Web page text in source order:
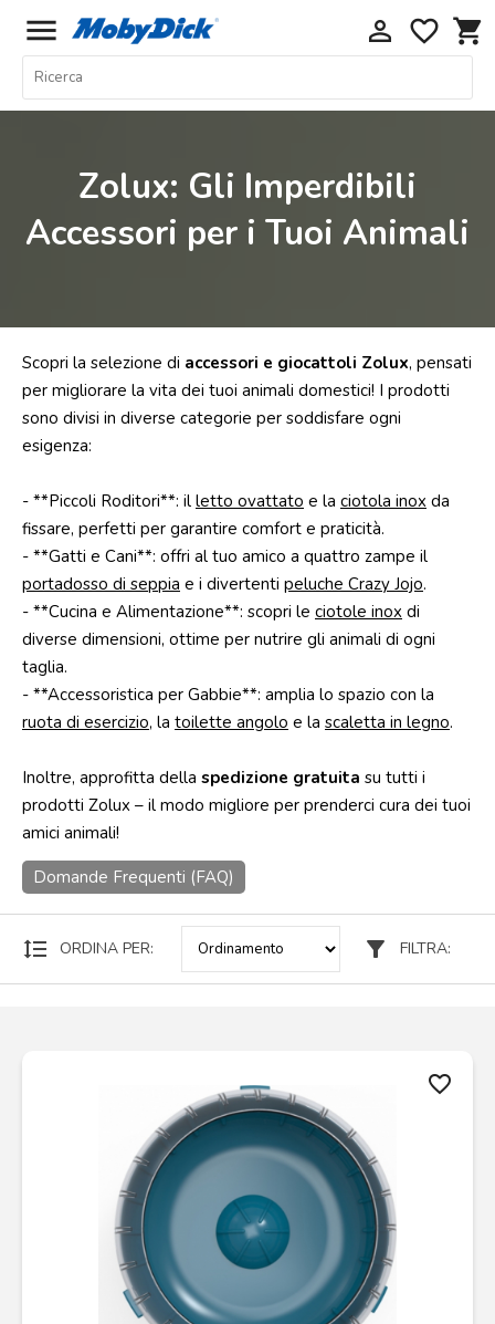
menu perm_identity favorite_border shopping_cart
Home
Piccoli
Uccelli
Chi
siamo
Contatti
Punti
vendita
Blog
e
news
Zolux: Gli Imperdibili
Accessori per i Tuoi Animali
Scopri la selezione di accessori e giocattoli Zolux, pensati
per migliorare la vita dei tuoi animali domestici! I prodotti
sono divisi in diverse categorie per soddisfare ogni
esigenza:
- **Piccoli Roditori**: il letto ovattato e la ciotola inox da
fissare, perfetti per garantire comfort e praticità.
- **Gatti e Cani**: offri al tuo amico a quattro zampe il
portadosso di seppia e i divertenti peluche Crazy Jojo.
- **Cucina e Alimentazione**: scopri le ciotole inox di
diverse dimensioni, ottime per nutrire gli animali di ogni
taglia.
- **Accessoristica per Gabbie**: amplia lo spazio con la
ruota di esercizio, la toilette angolo e la scaletta in legno.
Inoltre, approfitta della spedizione gratuita su tutti i
prodotti Zolux – il modo migliore per prenderci cura dei tuoi
amici animali!
Domande Frequenti (FAQ)
format_line_spacing ORDINA PER: filter_alt FILTRA:
favorite_border